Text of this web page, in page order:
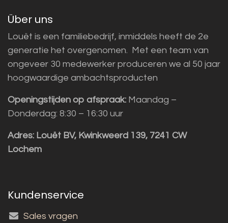
Über uns
Louët is een familiebedrijf, inmiddels heeft de 2e
generatie het overgenomen. Met een team van
ongeveer 30 medewerker produceren we al 50 jaar
hoogwaardige ambachtsproducten
Openingstijden op afspraak: Maandag –
Donderdag: 8:30 – 16:30 uur
Adres: Louët BV, Kwinkweerd 139, 7241 CW
Lochem
Kundenservice
Sales vragen